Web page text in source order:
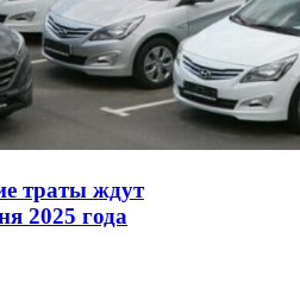
траты ждут
2025 года